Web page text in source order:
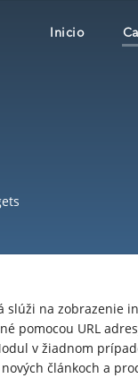
Inicio
slúži na zobrazenie
pomocou URL
v žiadnom
článkoch a